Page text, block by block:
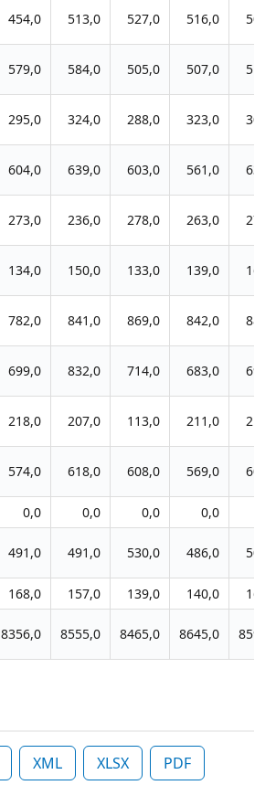
454,0 513,0 527,0 516,0
579,0 584,0 505,0 507,0
295,0 324,0 288,0 323,0
604,0 639,0 603,0 561,0
273,0 236,0 278,0 263,0
134,0 150,0 133,0 139,0
782,0 841,0 869,0 842,0
699,0 832,0 714,0 683,0
218,0 207,0 113,0 211,0
574,0 618,0 608,0 569,0
0,0 0,0 0,0 0,0
491,0 491,0 530,0 486,0
168,0 157,0 139,0 140,0
8356,0 8555,0 8465,0 8645,0
XML XLSX PDF